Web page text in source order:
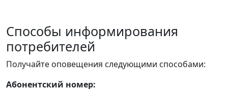
Способы информирования
потребителей
Получайте оповещения следующими способами:
Абонентский номер: